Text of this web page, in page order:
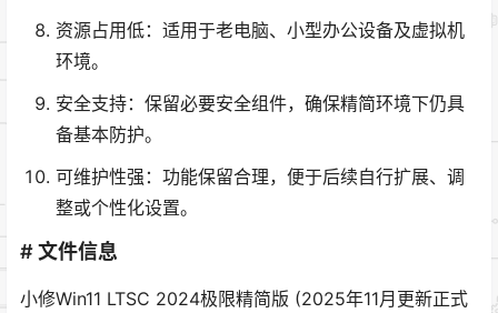
资源占用低：适用于老电脑、小型办公设备及虚拟机
环境。
安全支持：保留必要安全组件，确保精简环境下仍具
备基本防护。
可维护性强：功能保留合理，便于后续自行扩展、调
整或个性化设置。
# 文件信息
小修Win11 LTSC 2024极限精简版 (2025年11月更新正式